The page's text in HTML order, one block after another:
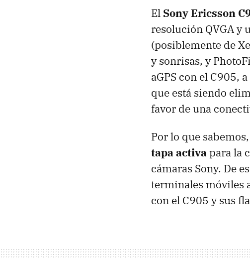
El Sony Ericsson
resolución QVGAy
(posiblemente de
y sonrisas, y
aGPS con el C905,
que está siendo
favor de una
Por lo que
tapa activa para la
cámaras Sony. De
terminales móviles
con el C905 y sus